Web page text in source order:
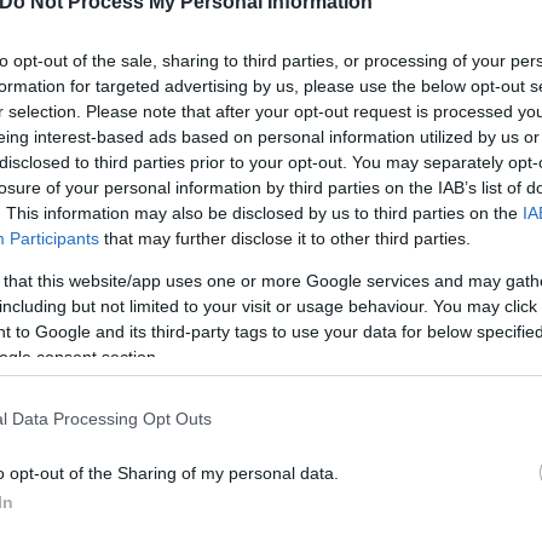
opt-out of the sale, sharing to third parties, or processing of your
for targeted advertising by us, please use the below opt-out
selection. Please note that after your opt-out request is processed
interest-based ads based on personal information utilized by us
to third parties prior to your opt-out. You may separately
of your personal information by third parties on the IAB’s list of
This information may also be disclosed by us to third parties on the
Participants that may further disclose it to other third parties.
that this website/app uses one or more Google services and may
but not limited to your visit or usage behaviour. You may
to Google and its third-party tags to use your data for below
consent section.
Data Processing Opt Outs
opt-out of the Sharing of my personal data.
Το σχέδιο για χαμηλότερο κόστος εργασίας
αλλαγές στις προσαυξήσεις – Τα νέα
επιτόκια - Ανάσα για οφειλέτες και
- Ποιοι δικαιούνται χρήματα